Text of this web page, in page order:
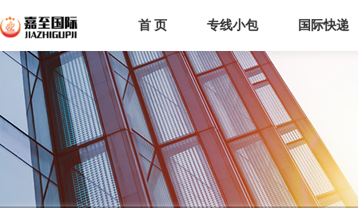
首 页 专线小包 国际快递